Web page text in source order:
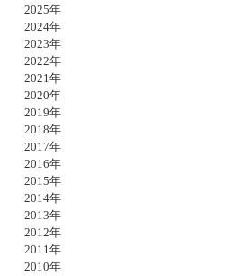
2025年
2024年
2023年
2022年
2021年
2020年
2019年
2018年
2017年
2016年
2015年
2014年
2013年
2012年
2011年
2010年